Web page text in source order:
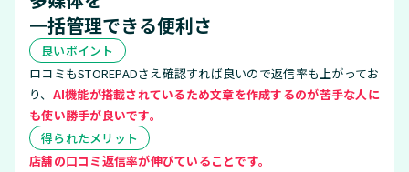
一括管理できる便利さ
良いポイント
ロコミもSTOREPADさえ確認すれば良いので返信率も上がってお
り、 AI機能が搭載されているため文章を作成するのが苦手な人に
も使い勝手が良いです。
得られたメリット
店舗の口コミ返信率が伸びていることです。